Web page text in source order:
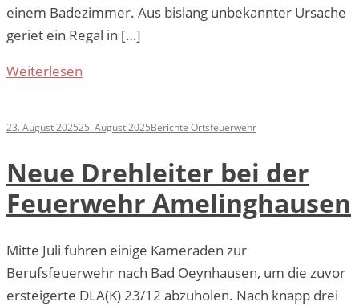
einem Badezimmer. Aus bislang unbekannter Ursache
geriet ein Regal in […]
Weiterlesen
23. August 202525. August 2025Berichte Ortsfeuerwehr
Neue Drehleiter bei der
Feuerwehr Amelinghausen
Mitte Juli fuhren einige Kameraden zur
Berufsfeuerwehr nach Bad Oeynhausen, um die zuvor
ersteigerte DLA(K) 23/12 abzuholen. Nach knapp drei